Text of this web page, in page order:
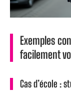
Exemples
facilement
Cas d’école :